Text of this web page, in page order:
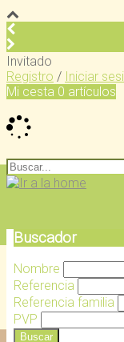
Invitado
Registro / Iniciar
Mi cesta 0 artículos
Buscador
Nombre
Referencia
Referencia familia
PVP